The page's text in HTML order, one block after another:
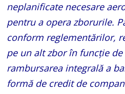
neplanificate necesare
pentru a opera zborurile.
conform reglementărilor,
pe un alt zbor în funcție
rambursarea integrală a
formă de credit de